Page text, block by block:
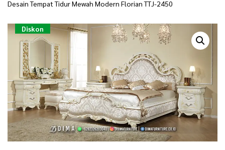
Desain Tempat Tidur Mewah Modern Florian TTJ-2450
Diskon